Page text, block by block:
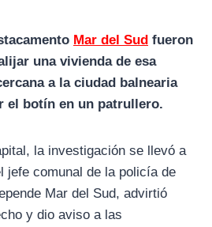
Mar del Sud fueron
una vivienda de esa
a la ciudad balnearia
el botín en un patrullero.
la investigación se llevó a
jefe comunal de la policía de
Mar del Sud, advirtió
y dio aviso a las